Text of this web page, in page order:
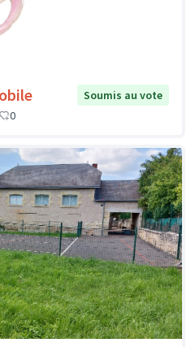
Soumis au vote
0